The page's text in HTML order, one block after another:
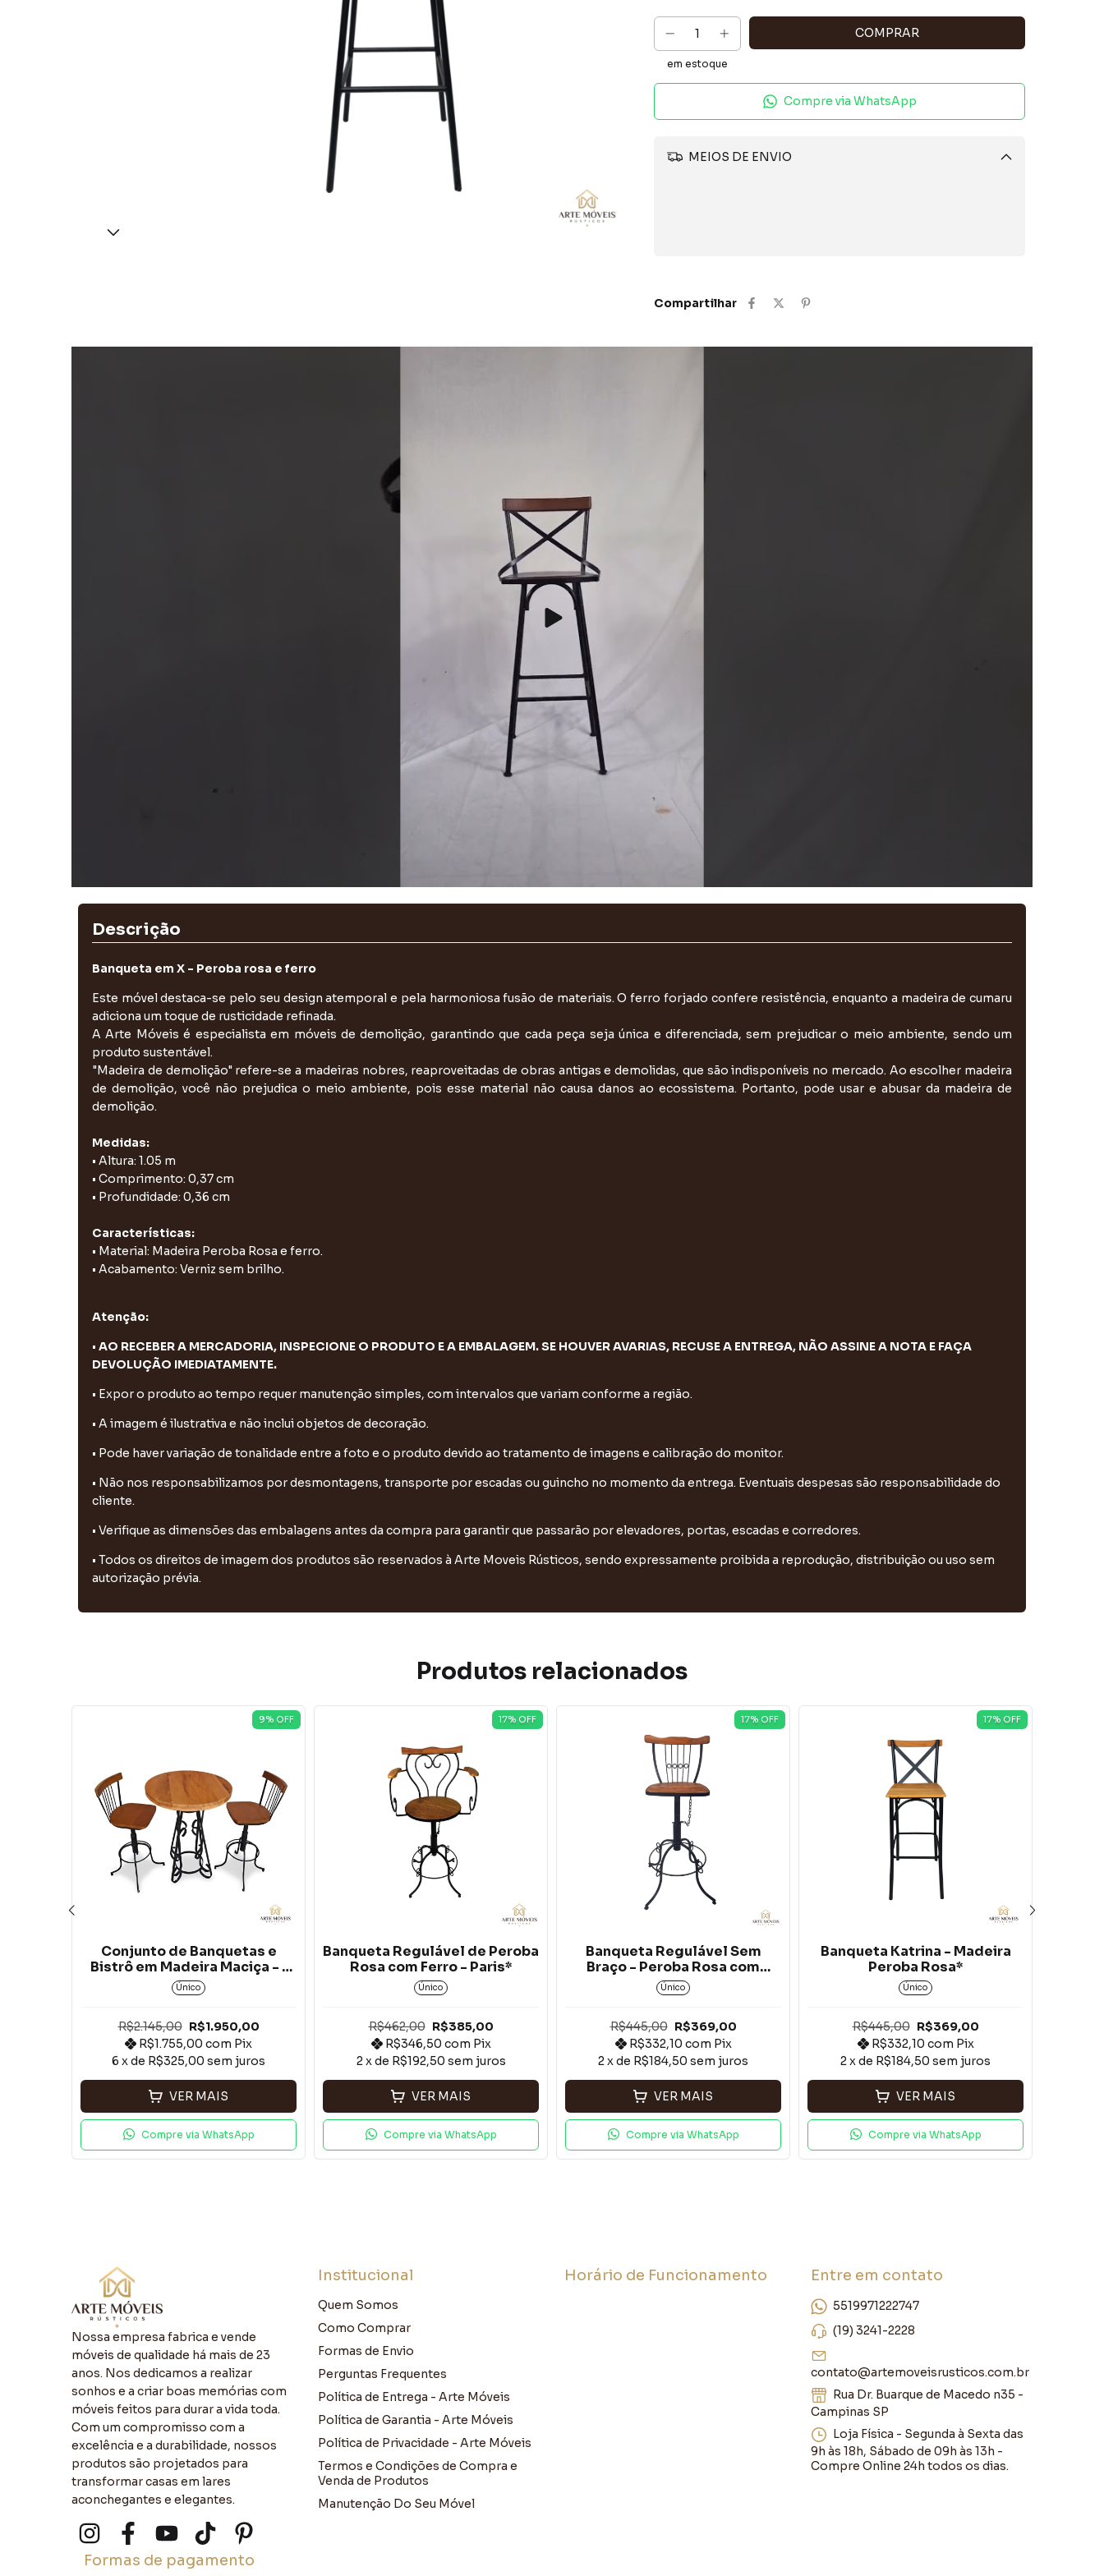
em estoque
Compre via WhatsApp
MEIOS DE ENVIO
Compartilhar
Descrição
Banqueta em X - Peroba rosa e ferro
Este móvel destaca-se pelo seu design atemporal e pela harmoniosa fusão de materiais. O ferro forjado confere resistência, enquanto a madeira de cumaru
adiciona um toque de rusticidade refinada.
A Arte Móveis é especialista em móveis de demolição, garantindo que cada peça seja única e diferenciada, sem prejudicar o meio ambiente, sendo um
produto sustentável.
"Madeira de demolição" refere-se a madeiras nobres, reaproveitadas de obras antigas e demolidas, que são indisponíveis no mercado. Ao escolher madeira
de demolição, você não prejudica o meio ambiente, pois esse material não causa danos ao ecossistema. Portanto, pode usar e abusar da madeira de
demolição.
Medidas:
• Altura: 1.05 m
• Comprimento: 0,37 cm
• Profundidade: 0,36 cm
Características:
• Material: Madeira Peroba Rosa e ferro.
• Acabamento: Verniz sem brilho.
Atenção:
• AO RECEBER A MERCADORIA, INSPECIONE O PRODUTO E A EMBALAGEM. SE HOUVER AVARIAS, RECUSE A ENTREGA, NÃO ASSINE A NOTA E FAÇA
DEVOLUÇÃO IMEDIATAMENTE.
• Expor o produto ao tempo requer manutenção simples, com intervalos que variam conforme a região.
• A imagem é ilustrativa e não inclui objetos de decoração.
• Pode haver variação de tonalidade entre a foto e o produto devido ao tratamento de imagens e calibração do monitor.
• Não nos responsabilizamos por desmontagens, transporte por escadas ou guincho no momento da entrega. Eventuais despesas são responsabilidade do
cliente.
• Verifique as dimensões das embalagens antes da compra para garantir que passarão por elevadores, portas, escadas e corredores.
• Todos os direitos de imagem dos produtos são reservados à Arte Moveis Rústicos, sendo expressamente proibida a reprodução, distribuição ou uso sem
autorização prévia.
Produtos relacionados
9% OFF
Conjunto de Banquetas e
Bistrô em Madeira Maciça - 1
Mesa Bistrô e 2 Banquetas
Único
R$2.145,00 R$1.950,00
R$1.755,00 com Pix
6 x de R$325,00 sem juros
VER MAIS
Compre via WhatsApp
17% OFF
Banqueta Regulável de Peroba
Rosa com Ferro - Paris*
Único
R$462,00 R$385,00
R$346,50 com Pix
2x de R$192,50 sem juros
VER MAIS
Compre via WhatsApp
17% OFF
Banqueta Regulável Sem
Braço - Peroba Rosa com
Ferro*
Único
R$445,00 R$369,00
R$332,10 com Pix
2x de R$184,50 sem juros
VER MAIS
Compre via WhatsApp
17% OFF
Banqueta Katrina - Madeira
Peroba Rosa*
Único
R$445,00 R$369,00
R$332,10 com Pix
2x de R$184,50 sem juros
VER MAIS
Compre via WhatsApp
Nossa empresa fabrica e vende
móveis de qualidade há mais de 23
anos. Nos dedicamos a realizar
sonhos e a criar boas memórias com
móveis feitos para durar a vida toda.
Com um compromisso com a
excelência e a durabilidade, nossos
produtos são projetados para
transformar casas em lares
aconchegantes e elegantes.
Institucional
Quem Somos
Como Comprar
Formas de Envio
Perguntas Frequentes
Política de Entrega - Arte Móveis
Política de Garantia - Arte Móveis
Política de Privacidade - Arte Móveis
Termos e Condições de Compra e
Venda de Produtos
Manutenção Do Seu Móvel
Horário de Funcionamento Entre em contato
5519971222747
(19) 3241-2228
contato@artemoveisrusticos.com.br
Rua Dr. Buarque de Macedo n35 -
Campinas SP
Loja Física - Segunda à Sexta das
9h às 18h, Sábado de 09h às 13h -
Compre Online 24h todos os dias.
Formas de pagamento